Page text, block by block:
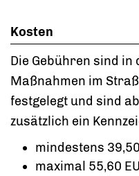
Kosten
Die Gebühren sind
Maßnahmen im
festgelegt und sind
zusätzlich ein
mindestens
maximal 55,60